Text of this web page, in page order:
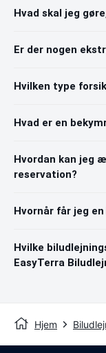
Hvad skal jeg
Er der nogen
Hvilken type
Hvad er en
Hvordan kan jeg
reservation?
Hvornår får jeg
Hvilke
EasyTerra
Hjem